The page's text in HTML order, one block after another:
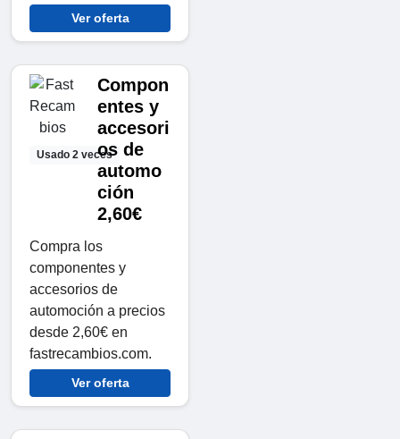
Ver oferta
Usado 2 veces
Compon
entes y
accesori
os de
automo
ción
2,60€
Compra los
componentes y
accesorios de
automoción a precios
desde 2,60€ en
fastrecambios.com.
Ver oferta